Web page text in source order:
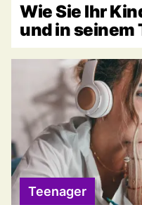
Wie Sie Ihr
und in seinem
Teenager